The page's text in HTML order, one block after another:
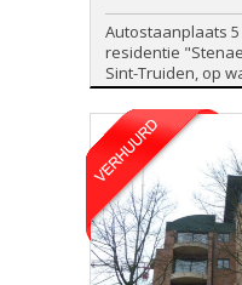
Autostaanplaats
residentie
Sint-Truiden, op